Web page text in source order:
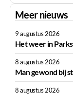
Meer nieuws
9 augustus 2026
Het weer in
8 augustus 2026
Man gewond bij
8 augustus 2026